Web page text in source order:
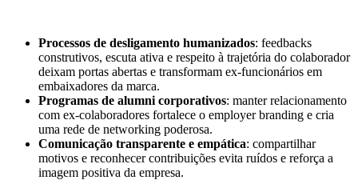
Processos de desligamento humanizados: feedbacks
construtivos, escuta ativa e respeito à trajetória do colaborador
deixam portas abertas e transformam ex-funcionários em
embaixadores da marca.
Programas de alumni corporativos: manter relacionamento
com ex-colaboradores fortalece o employer branding e cria
uma rede de networking poderosa.
Comunicação transparente e empática: compartilhar
motivos e reconhecer contribuições evita ruídos e reforça a
imagem positiva da empresa.